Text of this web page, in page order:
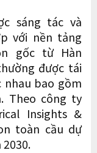
sáng tác và
với nền tảng
gốc từ Hàn
được tái
bao gồm
Theo công ty
Insights &
toàn cầu dự